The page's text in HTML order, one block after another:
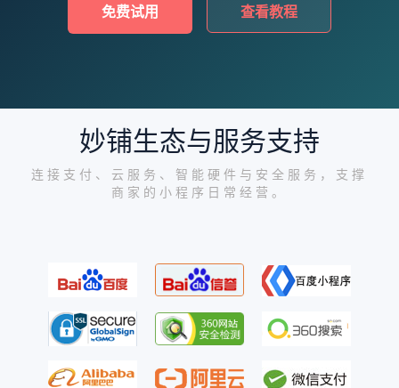
免费试用 查看教程
妙铺生态与服务支持
连接支付、云服务、智能硬件与安全服务，支撑
商家的小程序日常经营。